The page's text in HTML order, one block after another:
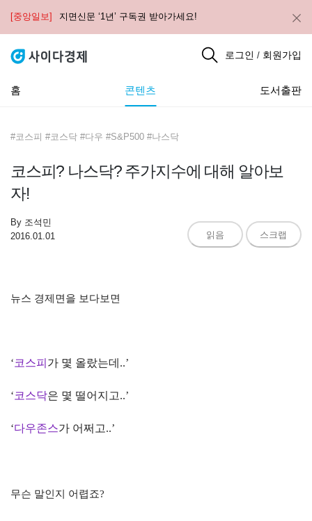
[중앙일보] 지면신문 ‘1년’ 구독권 받아가세요!
로그인 / 회원가입
홈 콘텐츠 도서출판
#코스피 #코스닥 #다우 #S&P500 #나스닥
코스피? 나스닥? 주가지수에 대해 알아보
자!
By 조석민
2016.01.01
읽음 스크랩
뉴스 경제면을 보다보면
‘코스피 가 몇 올랐는데 ..’
‘코스닥은 몇 떨어지고..’
‘다우존스가 어쩌고..’
무슨 말인지 어렵죠?